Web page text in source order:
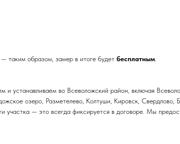
таким образом, замер в итоге будет бесплатным
и устанавливаем во Всеволожский район, включая
озеро, Разметелево, Колтуши, Кировск, Свердлово,
участка — это всегда фиксируется в договоре. Мы